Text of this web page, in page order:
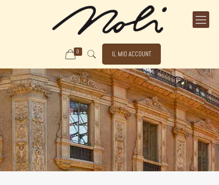
0 IL MIO ACCOUNT